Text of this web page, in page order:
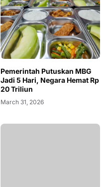
Pemerintah Putuskan MBG
Jadi 5 Hari, Negara Hemat Rp
20 Triliun
March 31, 2026